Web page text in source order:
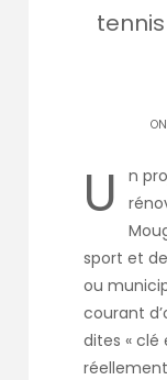
U
n
sport et
ou
courant
dites « clé